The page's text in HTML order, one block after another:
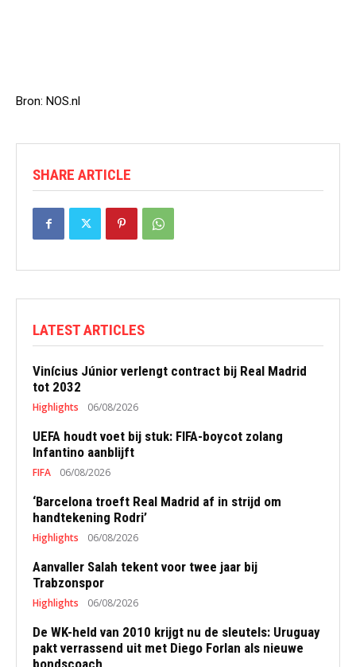
Bron: NOS.nl
SHARE ARTICLE
LATEST ARTICLES
Vinícius Júnior verlengt contract bij Real Madrid
tot 2032
Highlights 06/08/2026
UEFA houdt voet bij stuk: FIFA-boycot zolang
Infantino aanblijft
FIFA 06/08/2026
‘Barcelona troeft Real Madrid af in strijd om
handtekening Rodri’
Highlights 06/08/2026
Aanvaller Salah tekent voor twee jaar bij
Trabzonspor
Highlights 06/08/2026
De WK-held van 2010 krijgt nu de sleutels: Uruguay
pakt verrassend uit met Diego Forlan als nieuwe
bondscoach